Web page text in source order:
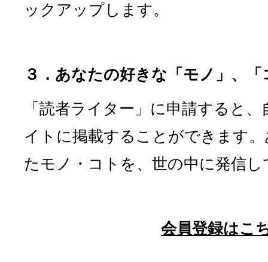
ックアップします。
３．あなたの好きな「モノ」、
「読者ライター」に申請すると
イトに掲載することができます
たモノ・コトを、世の中に発信
会員登録はこ